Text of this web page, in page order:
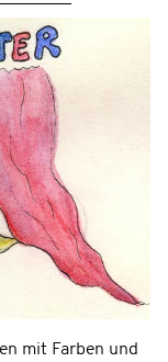
mit Farben und